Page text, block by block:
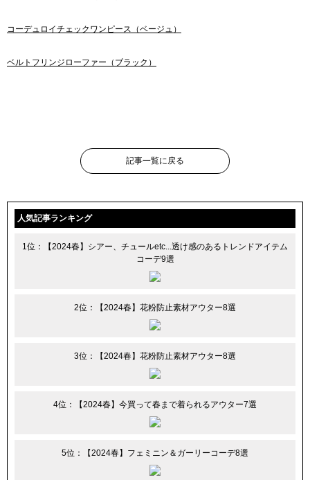
コーデュロイチェックワンピース（ベージュ）
ベルトフリンジローファー（ブラック）
記事一覧に戻る
人気記事ランキング
1位：【2024春】シアー、チュールetc...透け感のあるトレンドアイテム
コーデ9選
2位：【2024春】花粉防止素材アウター8選
3位：【2024春】花粉防止素材アウター8選
4位：【2024春】今買って春まで着られるアウター7選
5位：【2024春】フェミニン＆ガーリーコーデ8選